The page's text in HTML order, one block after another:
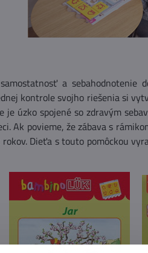
a
kontrole svojho riešenia si
je úzko spojené so zdravým
Ak povieme, že zábava s
Dieťa s touto pomôckou